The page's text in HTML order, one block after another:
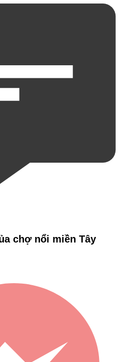
chợ nổi miền Tây